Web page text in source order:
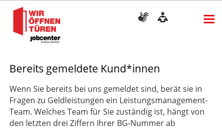
Bereits gemeldete Kund*innen
Wenn Sie bereits bei uns gemeldet sind, berät sie in
Fragen zu Geldleistungen ein Leistungsmanagement-
Team. Welches Team für Sie zuständig ist, hängt von
den letzten drei Ziffern Ihrer BG-Nummer ab